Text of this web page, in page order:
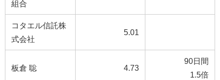
組合
コタエル信託株
式会社
5.01
板倉 聡 4.73
90日間
1.5倍